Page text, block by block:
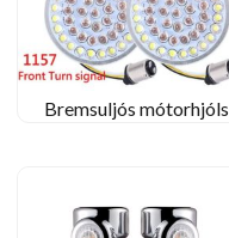
Bremsuljós mótorhjóls